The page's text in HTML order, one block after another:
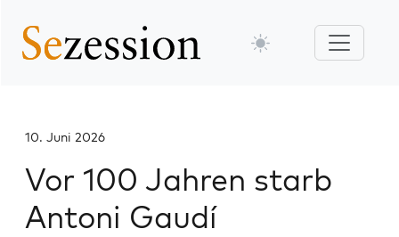
10. Juni 2026
Vor 100 Jahren starb
Antoni Gaudí